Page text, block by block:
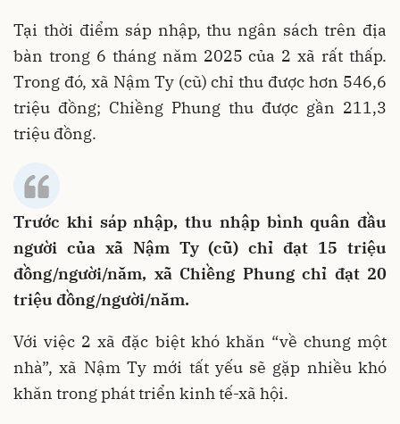
Tại thời điểm sáp nhập, thu ngân sách trên địa
bàn trong 6 tháng năm 2025 của 2 xã rất thấp.
Trong đó, xã Nậm Ty (cũ) chỉ thu được hơn 546,6
triệu đồng; Chiềng Phung thu được gần 211,3
triệu đồng.
Trước khi sáp nhập, thu nhập bình quân đầu
người của xã Nậm Ty (cũ) chỉ đạt 15 triệu
đồng/người/năm, xã Chiềng Phung chỉ đạt 20
triệu đồng/người/năm.
Với việc 2 xã đặc biệt khó khăn “về chung một
nhà”, xã Nậm Ty mới tất yếu sẽ gặp nhiều khó
khăn trong phát triển kinh tế-xã hội.